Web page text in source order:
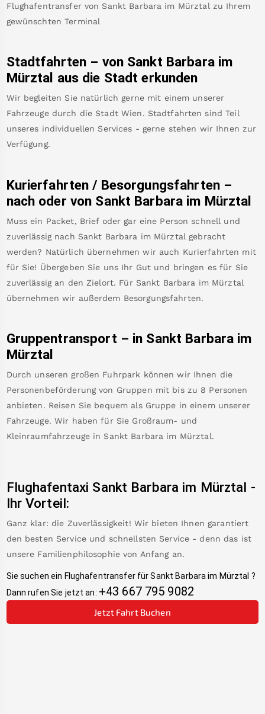
Flughafentransfer von Sankt Barbara im Mürztal zu Ihrem
gewünschten Terminal
Stadtfahrten – von Sankt Barbara im
Mürztal aus die Stadt erkunden
Wir begleiten Sie natürlich gerne mit einem unserer
Fahrzeuge durch die Stadt Wien. Stadtfahrten sind Teil
unseres individuellen Services - gerne stehen wir Ihnen zur
Verfügung.
Kurierfahrten / Besorgungsfahrten –
nach oder von Sankt Barbara im Mürztal
Muss ein Packet, Brief oder gar eine Person schnell und
zuverlässig nach Sankt Barbara im Mürztal gebracht
werden? Natürlich übernehmen wir auch Kurierfahrten mit
für Sie! Übergeben Sie uns Ihr Gut und bringen es für Sie
zuverlässig an den Zielort. Für Sankt Barbara im Mürztal
übernehmen wir außerdem Besorgungsfahrten.
Gruppentransport – in Sankt Barbara im
Mürztal
Durch unseren großen Fuhrpark können wir Ihnen die
Personenbeförderung von Gruppen mit bis zu 8 Personen
anbieten. Reisen Sie bequem als Gruppe in einem unserer
Fahrzeuge. Wir haben für Sie Großraum- und
Kleinraumfahrzeuge in Sankt Barbara im Mürztal.
Flughafentaxi Sankt Barbara im Mürztal -
Ihr Vorteil:
Ganz klar: die Zuverlässigkeit! Wir bieten Ihnen garantiert
den besten Service und schnellsten Service - denn das ist
unsere Familienphilosophie von Anfang an.
Sie suchen ein Flughafentransfer für Sankt Barbara im Mürztal ?
Dann rufen Sie jetzt an: +43 667 795 9082
Jetzt Fahrt Buchen